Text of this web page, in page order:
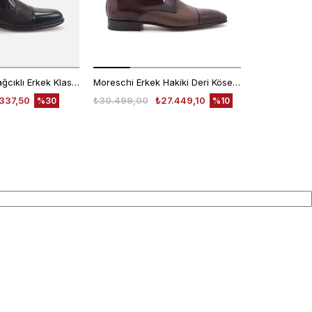
Kemal Tanca Bağcıklı Erkek Klasik Ayakkabı 7453
%30
Moreschi Erkek Hakiki Deri Kösele Taban Kahverengi Klasik Ayakkabı
₺27.449,10
₺30.499,00 %10